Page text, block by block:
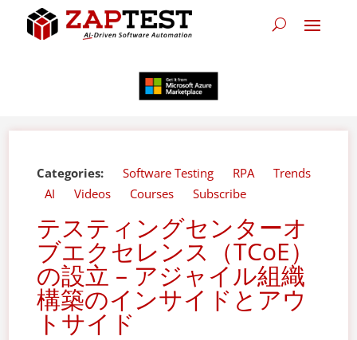
Categories: Software Testing RPA
Trends
AI
Videos Courses Subscribe
テスティングセンターオ
ブエクセレンス（TCoE）
の設立 – アジャイル組織
構築のインサイドとアウ
トサイド